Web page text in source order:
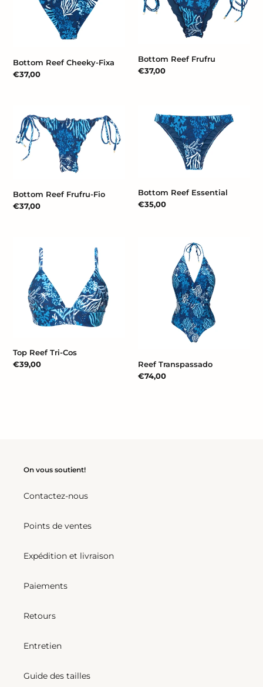
Bottom Reef Cheeky-Fixa
Prix
€37,00
Bottom Reef Frufru
Prix
€37,00
Reef
Frufru-
Fio
Bottom Reef Frufru-Fio
Prix
€37,00
Reef
Essential
Bottom Reef Essential
Prix
€35,00
Top Reef Tri-Cos
Prix
€39,00
Transpassado
Reef Transpassado
Prix
€74,00
On vous soutient!
Contactez-nous
Points de ventes
Expédition et livraison
Paiements
Retours
Entretien
Guide des tailles